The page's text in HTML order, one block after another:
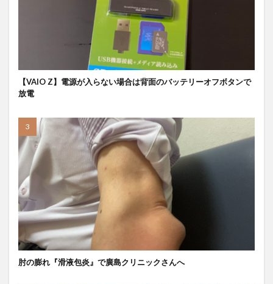
【VAIO Z】電源が入らない場合は背面のバッテリーオフボタンで
放電
肘の膨れ『滑液包炎』で廣島クリニックさんへ